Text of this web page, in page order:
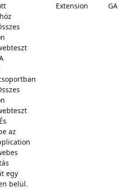
az
egy
belül.
Extension GA